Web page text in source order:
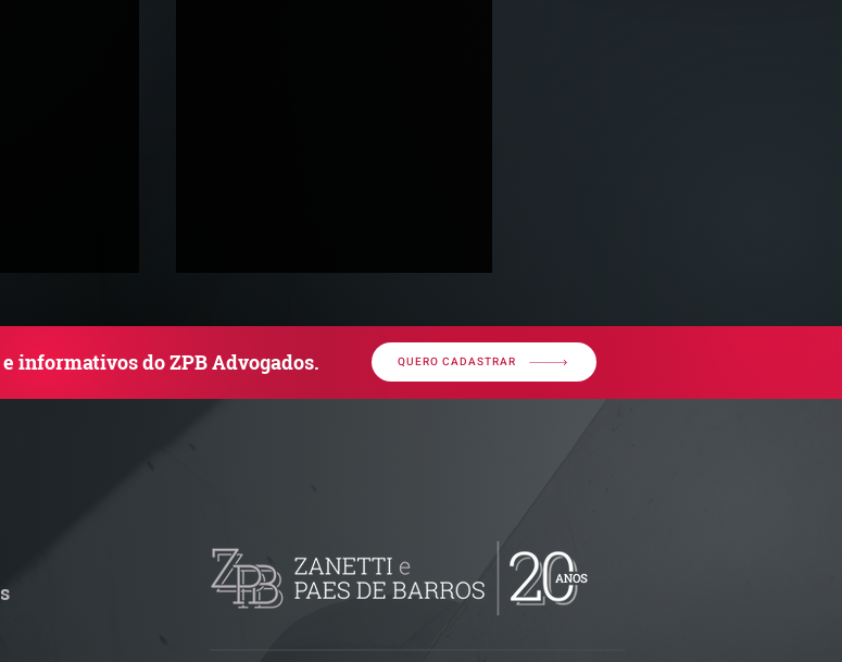
fiscais exige revisão
operacional pelas empresas
informativos do ZPB Advogados. QUERO CADASTRAR